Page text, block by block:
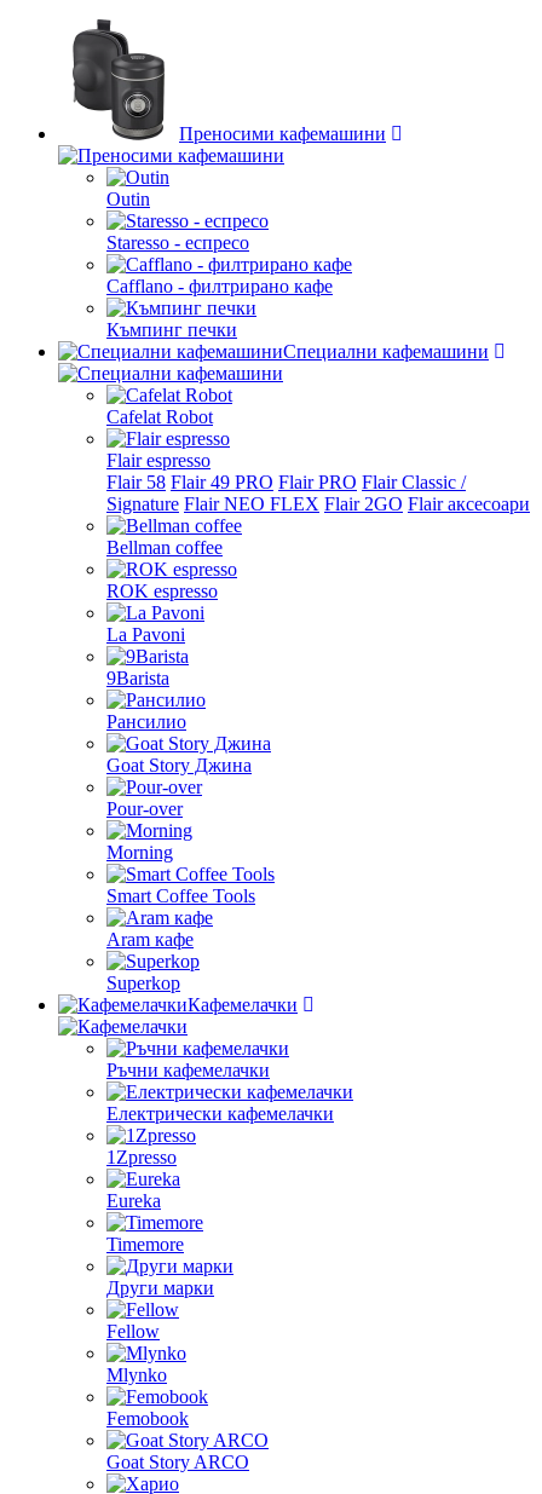
Преносими кафемашини
Outin
Staresso - еспресо
Cafflano - филтрирано кафе
Къмпинг печки
Специални кафемашини
Cafelat Robot
Flair espresso
Flair 58 Flair 49 PRO Flair PRO Flair Classic /
Signature Flair NEO FLEX Flair 2GO Flair аксесоари
Bellman coffee
ROK espresso
La Pavoni
9Barista
Рансилио
Goat Story Джина
Pour-over
Morning
Smart Coffee Tools
Aram кафе
Superkop
Кафемелачки
Ръчни кафемелачки
Електрически кафемелачки
1Zpresso
Eureka
Timemore
Други марки
Fellow
Mlynko
Femobook
Goat Story ARCO